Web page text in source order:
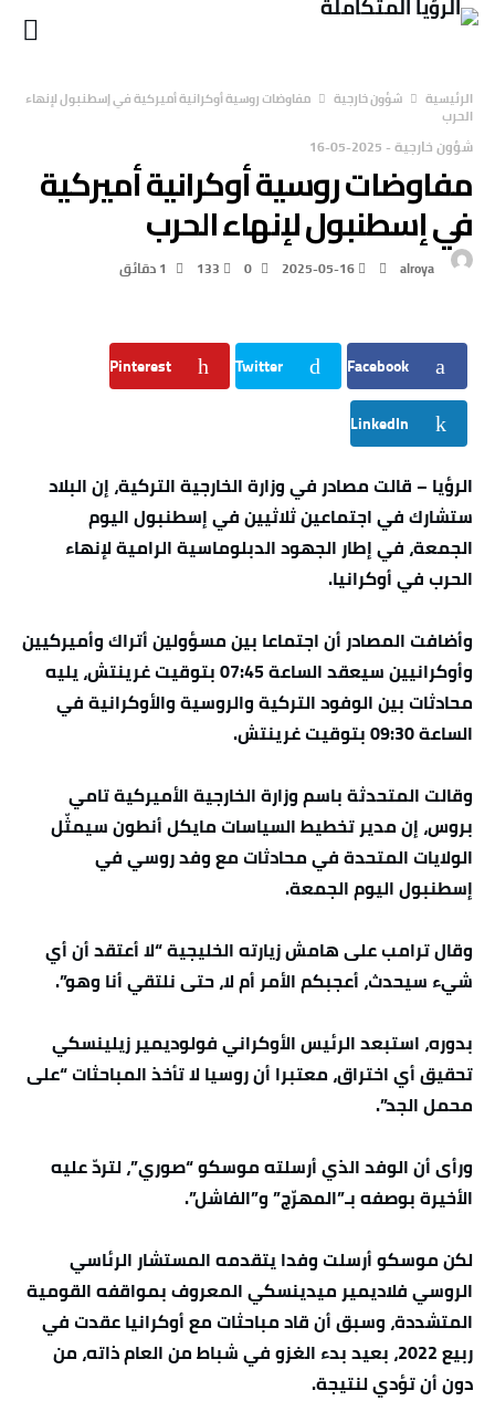
‫الرئيسية‬ شؤون خارجية
مفاوضات روسية أوكرانية أميركية في إسطنبول لإنهاء
الحرب
شؤون خارجية-
2025-05-16
مفاوضات روسية أوكرانية أميركية
في إسطنبول لإنهاء الحرب
alroya
2025-05-16
133 1 ‫دقائق‬
Facebook
Twitter
Pinterest
LinkedIn
الرؤيا – قالت مصادر في وزارة الخارجية التركية، إن البلاد
ستشارك في اجتماعين ثلاثيين في إسطنبول اليوم
الجمعة، في إطار الجهود الدبلوماسية الرامية لإنهاء
الحرب في أوكرانيا.
وأضافت المصادر أن اجتماعا بين مسؤولين أتراك وأميركيين
وأوكرانيين سيعقد الساعة 07:45 بتوقيت غرينتش، يليه
محادثات بين الوفود التركية والروسية والأوكرانية في
الساعة 09:30 بتوقيت غرينتش.
وقالت المتحدثة باسم وزارة الخارجية الأميركية تامي
بروس، إن مدير تخطيط السياسات مايكل أنطون سيمثّل
الولايات المتحدة في محادثات مع وفد روسي في
إسطنبول اليوم الجمعة.
وقال ترامب على هامش زيارته الخليجية “لا أعتقد أن أي
شيء سيحدث، أعجبكم الأمر أم لا، حتى نلتقي أنا وهو”.
بدوره، استبعد الرئيس الأوكراني فولوديمير زيلينسكي
تحقيق أي اختراق، معتبرا أن روسيا لا تأخذ المباحثات “على
محمل الجد”.
ورأى أن الوفد الذي أرسلته موسكو “صوري”، لتردّ عليه
الأخيرة بوصفه بـ”المهرّج” و”الفاشل”.
لكن موسكو أرسلت وفدا يتقدمه المستشار الرئاسي
الروسي فلاديمير ميدينسكي المعروف بمواقفه القومية
المتشددة، وسبق أن قاد مباحثات مع أوكرانيا عقدت في
ربيع 2022، بعيد بدء الغزو في شباط من العام ذاته، من
دون أن تؤدي لنتيجة.